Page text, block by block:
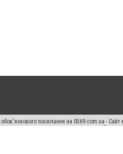
посилання на 0569.com.ua -
виняткових прав переслідується